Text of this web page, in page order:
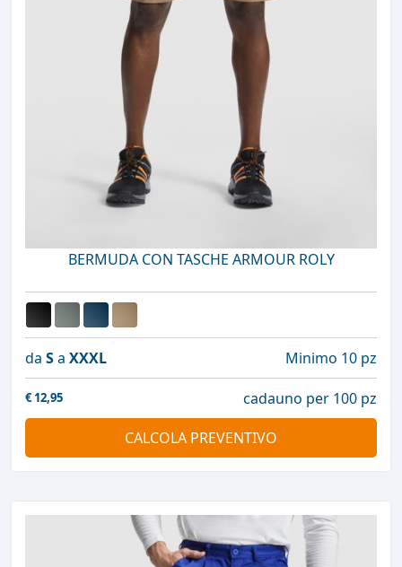
BERMUDA CON TASCHE ARMOUR ROLY
da Sa XXXL Minimo 10 pz
€ 12,95
cadauno per 100 pz
CALCOLA PREVENTIVO